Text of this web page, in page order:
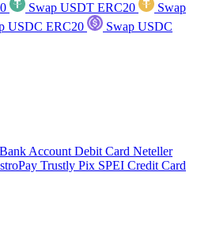
Swap USDT ERC20
Swap
USDC ERC20
Swap USDC
Bank Account Debit Card Neteller
Trustly Pix SPEI Credit Card